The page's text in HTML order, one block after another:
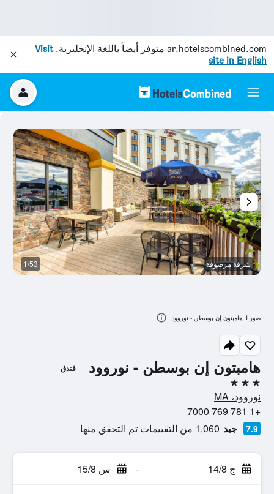
ar.hotelscombined.com متوفر أيضاً باللغة الإنجليزية.Visit
site in English
هامبتون إن بوسطن - نوروود فندق
3 نجوم
نوروود، MA
+1 781 769 7000
7.9 جيد 1,060 من التقييمات تم التحقق منها
ج 14/8 - س 15/8
شرفة مرصوفة 1/53
صور لـ هامبتون إن بوسطن - نوروود